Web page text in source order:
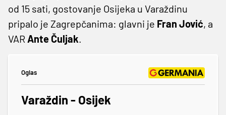
od 15 sati, gostovanje Osijeka u Varaždinu
pripalo je Zagrepčanima: glavni je Fran Jović, a
VAR Ante Čuljak.
Oglas
Varaždin - Osijek